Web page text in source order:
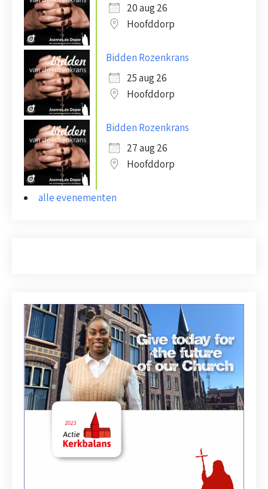
20 aug 26
Hoofddorp
Bidden Rozenkrans
25 aug 26
Hoofddorp
Bidden Rozenkrans
27 aug 26
Hoofddorp
alle evenementen